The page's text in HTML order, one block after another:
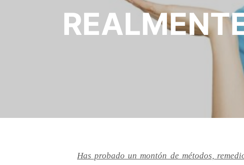
Has probado un montón de métodos,